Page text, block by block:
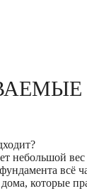
небольшой
фундамента
которые